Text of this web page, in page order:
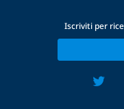
Iscriviti per